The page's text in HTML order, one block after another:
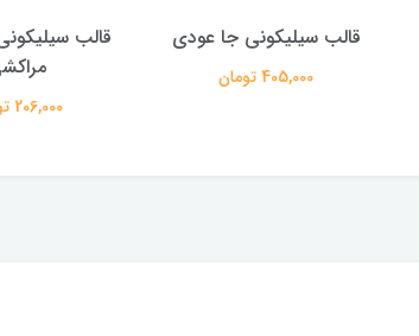
قالب سیلیکونی جا عودی
405,000 تومان
قالب
206,000 تومان